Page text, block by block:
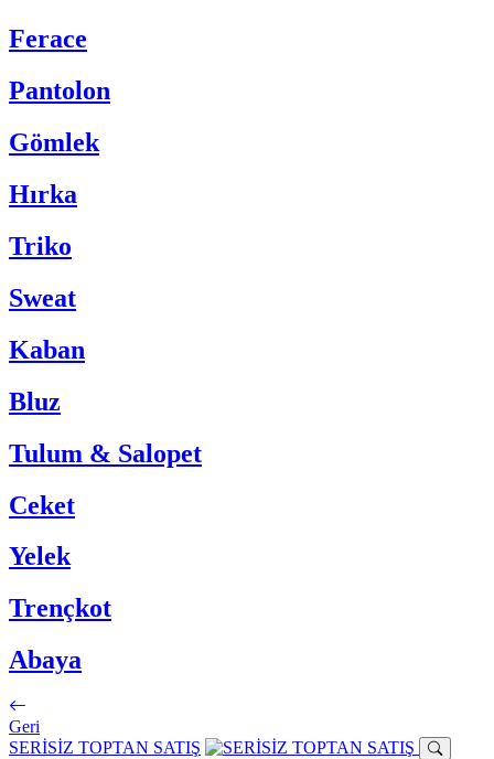
Ferace
Pantolon
Gömlek
Hırka
Triko
Sweat
Kaban
Bluz
Tulum & Salopet
Ceket
Yelek
Trençkot
Abaya
Geri
SERİSİZ TOPTAN SATIŞ